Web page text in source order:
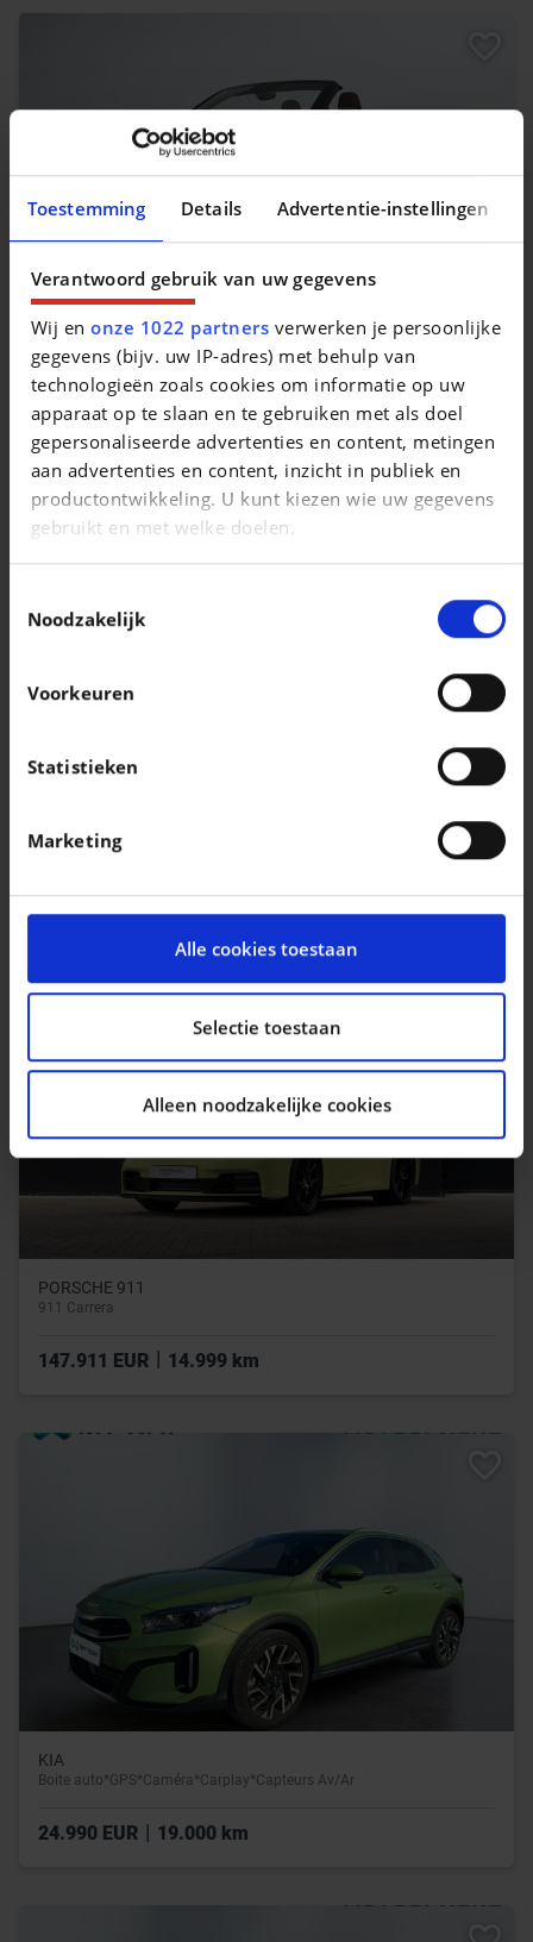
Toestemming Details Advertentie-instellingen
Verantwoord gebruik van uw gegevens
Wij enonze 1022 partners verwerken je persoonlijke
gegevens (bijv. uw IP-adres) met behulp van
technologieën zoals cookies om informatie op uw
apparaat op te slaan en te gebruiken met als doel
gepersonaliseerde advertenties en content, metingen
aan advertenties en content, inzicht in publiek en
productontwikkeling. U kunt kiezen wie uw gegevens
gebruikt en met welke doelen.
Informatie verzamelen over uw geografische
locatie, die tot een paar meter nauwkeurig kan zijn
Uw apparaat identificeren door het actief te
scannen op specifieke eigenschappen
Lees meer over hoe uw persoonlijke gegevens worden
detailgedeelte
in. U kunt uw toestemming op elk moment wijzigen of
intrekken in de Cookieverklaring.
personaliseren, om functies voor social media te
bieden en om ons websiteverkeer te analyseren. Ook
delen we informatie over uw gebruik van onze site met
onze partners voor social media, adverteren en
combineren met andere informatie die u aan ze heeft
verstrekt of die ze hebben verzameld op basis van uw
gebruik van hun services.
Noodzakelijk
Voorkeuren
Statistieken
Marketing
Alle cookies toestaan
Selectie toestaan
Alleen noodzakelijke cookies
VOLKSWAGEN T-ROC
T-Roc Cabriolet 1.5 TSI Style OPF
28.990 EUR|20.269 km
Selection*Boite auto*
PORSCHE 911
911 Carrera
147.911 EUR | 14.999 km
KIA
Boite auto*GPS*Caméra*Carplay*Capteurs Av/Ar
24.990 EUR | 19.000 km